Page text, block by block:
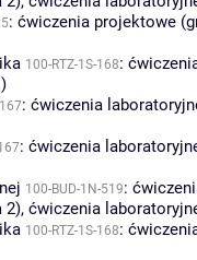
: ćwiczenia projektowe
100-RTZ-1S-168:
: ćwiczenia
: ćwiczenia
100-BUD-1N-519:
2), ćwiczenia
100-RTZ-1S-168: